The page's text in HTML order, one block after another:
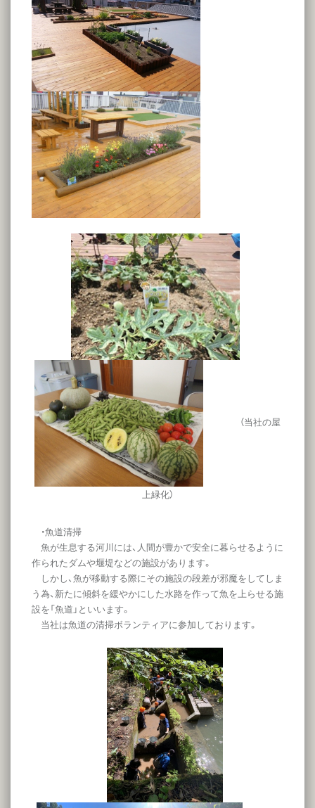
（当社の屋
上緑化）
・魚道清掃
魚が生息する河川には、人間が豊かで安全に暮らせるように
作られたダムや堰堤などの施設があります。
しかし、魚が移動する際にその施設の段差が邪魔をしてしま
う為、新たに傾斜を緩やかにした水路を作って魚を上らせる施
設を「魚道」といいます。
当社は魚道の清掃ボランティアに参加しております。